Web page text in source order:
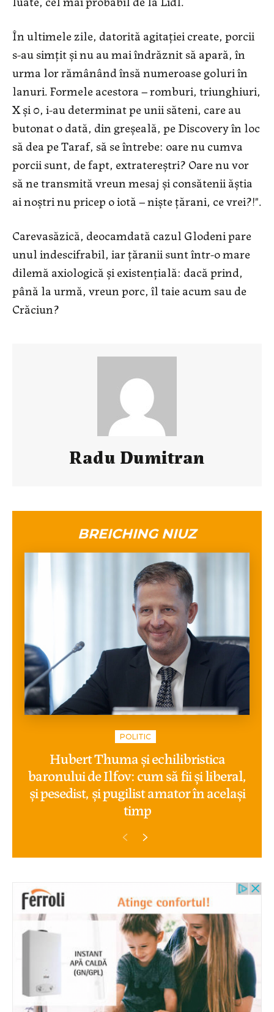
În ultimele zile, datorită agitaţiei create, porcii
s-au simţit şi nu au mai îndrăznit să apară, în
urma lor rămânând însă numeroase goluri în
lanuri. Formele acestora – romburi, triunghiuri,
X şi 0, i-au determinat pe unii săteni, care au
butonat o dată, din greşeală, pe Discovery în loc
să dea pe Taraf, să se întrebe: oare nu cumva
porcii sunt, de fapt, extratereştri? Oare nu vor
să ne transmită vreun mesaj şi consătenii ăştia
ai noştri nu pricep o iotă – nişte ţărani, ce vrei?!".
Carevasăzică, deocamdată cazul Glodeni pare
unul indescifrabil, iar ţăranii sunt într-o mare
dilemă axiologică şi existenţială: dacă prind,
până la urmă, vreun porc, îl taie acum sau de
Crăciun?
Radu Dumitran
BREICHING NIUZ
POLITIC
Hubert Thuma și echilibristica
baronului de Ilfov: cum să fii și liberal,
și pesedist, și pugilist amator în același
timp